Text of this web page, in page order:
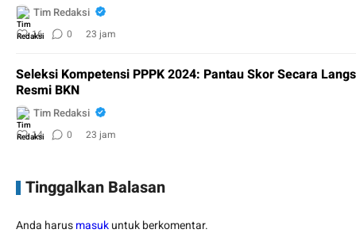
Tim Redaksi
16 0 23 jam
Seleksi Kompetensi PPPK 2024: Pantau Skor Secara
Resmi BKN
Tim Redaksi
14 0 23 jam
Tinggalkan Balasan
Anda harusmasukuntuk berkomentar.